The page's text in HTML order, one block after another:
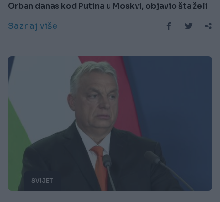
Orban danas kod Putina u Moskvi, objavio šta želi
Saznaj više
SVIJET